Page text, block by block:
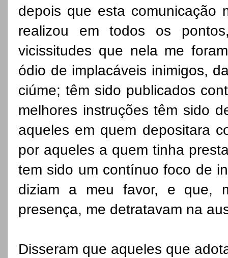
depois que esta
realizou em todos os
vicissitudes que nela me
ódio de implacáveis inimigos,
ciúme; têm sido publicados
melhores instruções têm sido
aqueles em quem depositara
por aqueles a quem tinha
tem sido um contínuo foco de
diziam a meu favor, e que,
presença, me detratavam na
Disseram que aqueles que